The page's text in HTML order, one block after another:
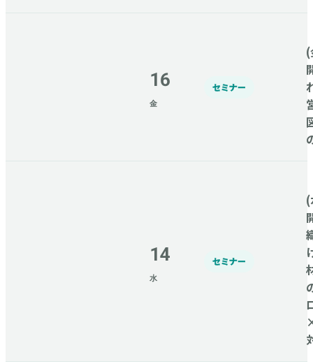
16
金
セミナー
14
水
セミナー